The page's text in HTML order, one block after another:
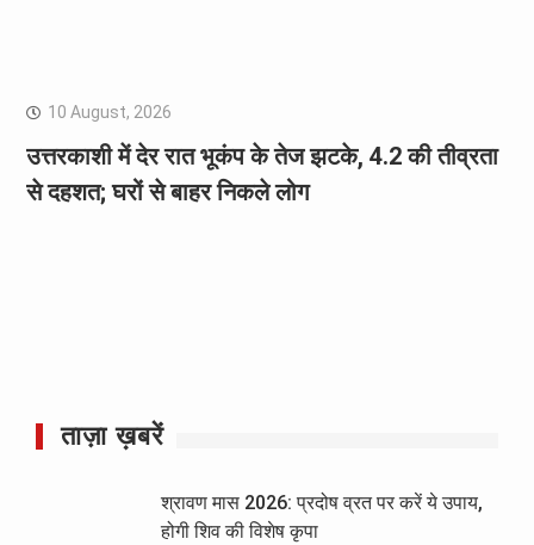
10 August, 2026
उत्तरकाशी में देर रात भूकंप के तेज झटके, 4.2 की तीव्रता
से दहशत; घरों से बाहर निकले लोग
ताज़ा ख़बरें
श्रावण मास 2026: प्रदोष व्रत पर करें ये उपाय,
होगी शिव की विशेष कृपा